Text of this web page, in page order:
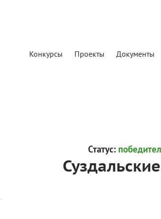
Конкурсы Проекты Документы
Статус: